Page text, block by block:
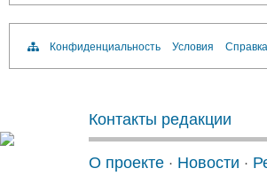
Конфиденциальность Условия Справка
Контакты редакции
О проекте · Новости ·